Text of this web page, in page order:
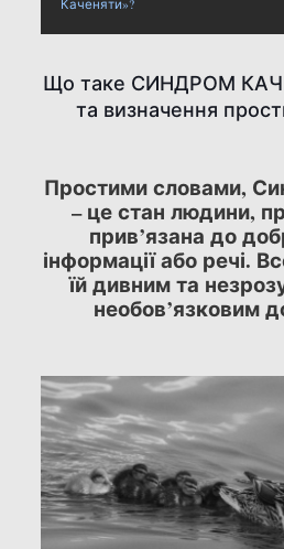
Каченяти»?
Що таке СИНДРОМ
та визначення
Простими словами,
– це стан людини,
прив’язана до
інформації або речі.
їй дивним та
необов’язковим